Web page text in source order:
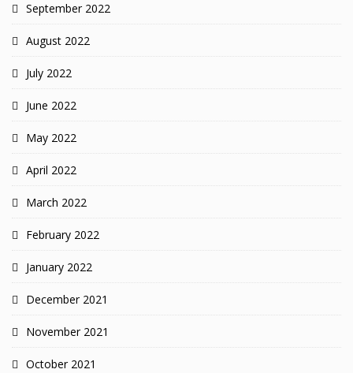
September 2022
August 2022
July 2022
June 2022
May 2022
April 2022
March 2022
February 2022
January 2022
December 2021
November 2021
October 2021